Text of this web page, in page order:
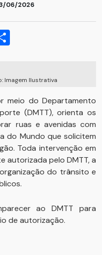
06/2026
Imagem Ilustrativa
meio do Departamento
(DMTT), orienta os
ruas e avenidas com
do Mundo que solicitem
Toda intervenção em
autorizada pelo DMTT, a
do trânsito e
ao DMTT para
de autorização.